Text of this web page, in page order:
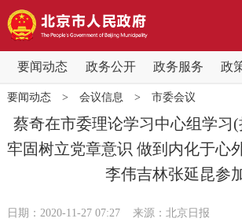
要闻动态 政务公开 政务服务 政
要闻动态
党中央精神 国务院信息
北京要闻 会议信息
要闻动态> 会议信息 > 市委会议
蔡奇在市委理论学习中心组学习
牢固树立党章意识 做到内化于心
李伟吉林张延昆参
日期：2020-11-27 07:27 来源：北京日报